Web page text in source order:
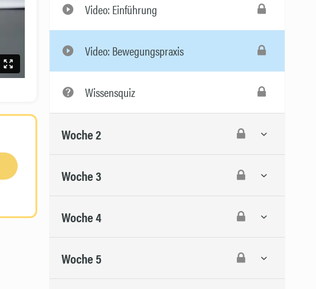
Video: Einführung
Video: Bewegungspraxis
Wissensquiz
Woche 2
Woche 3
Woche 4
Woche 5